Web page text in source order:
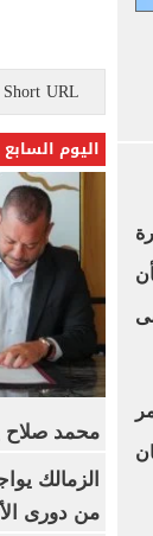
Short URL
اليوم السابع Trending
محمد صلاح
الزمالك
من دورى